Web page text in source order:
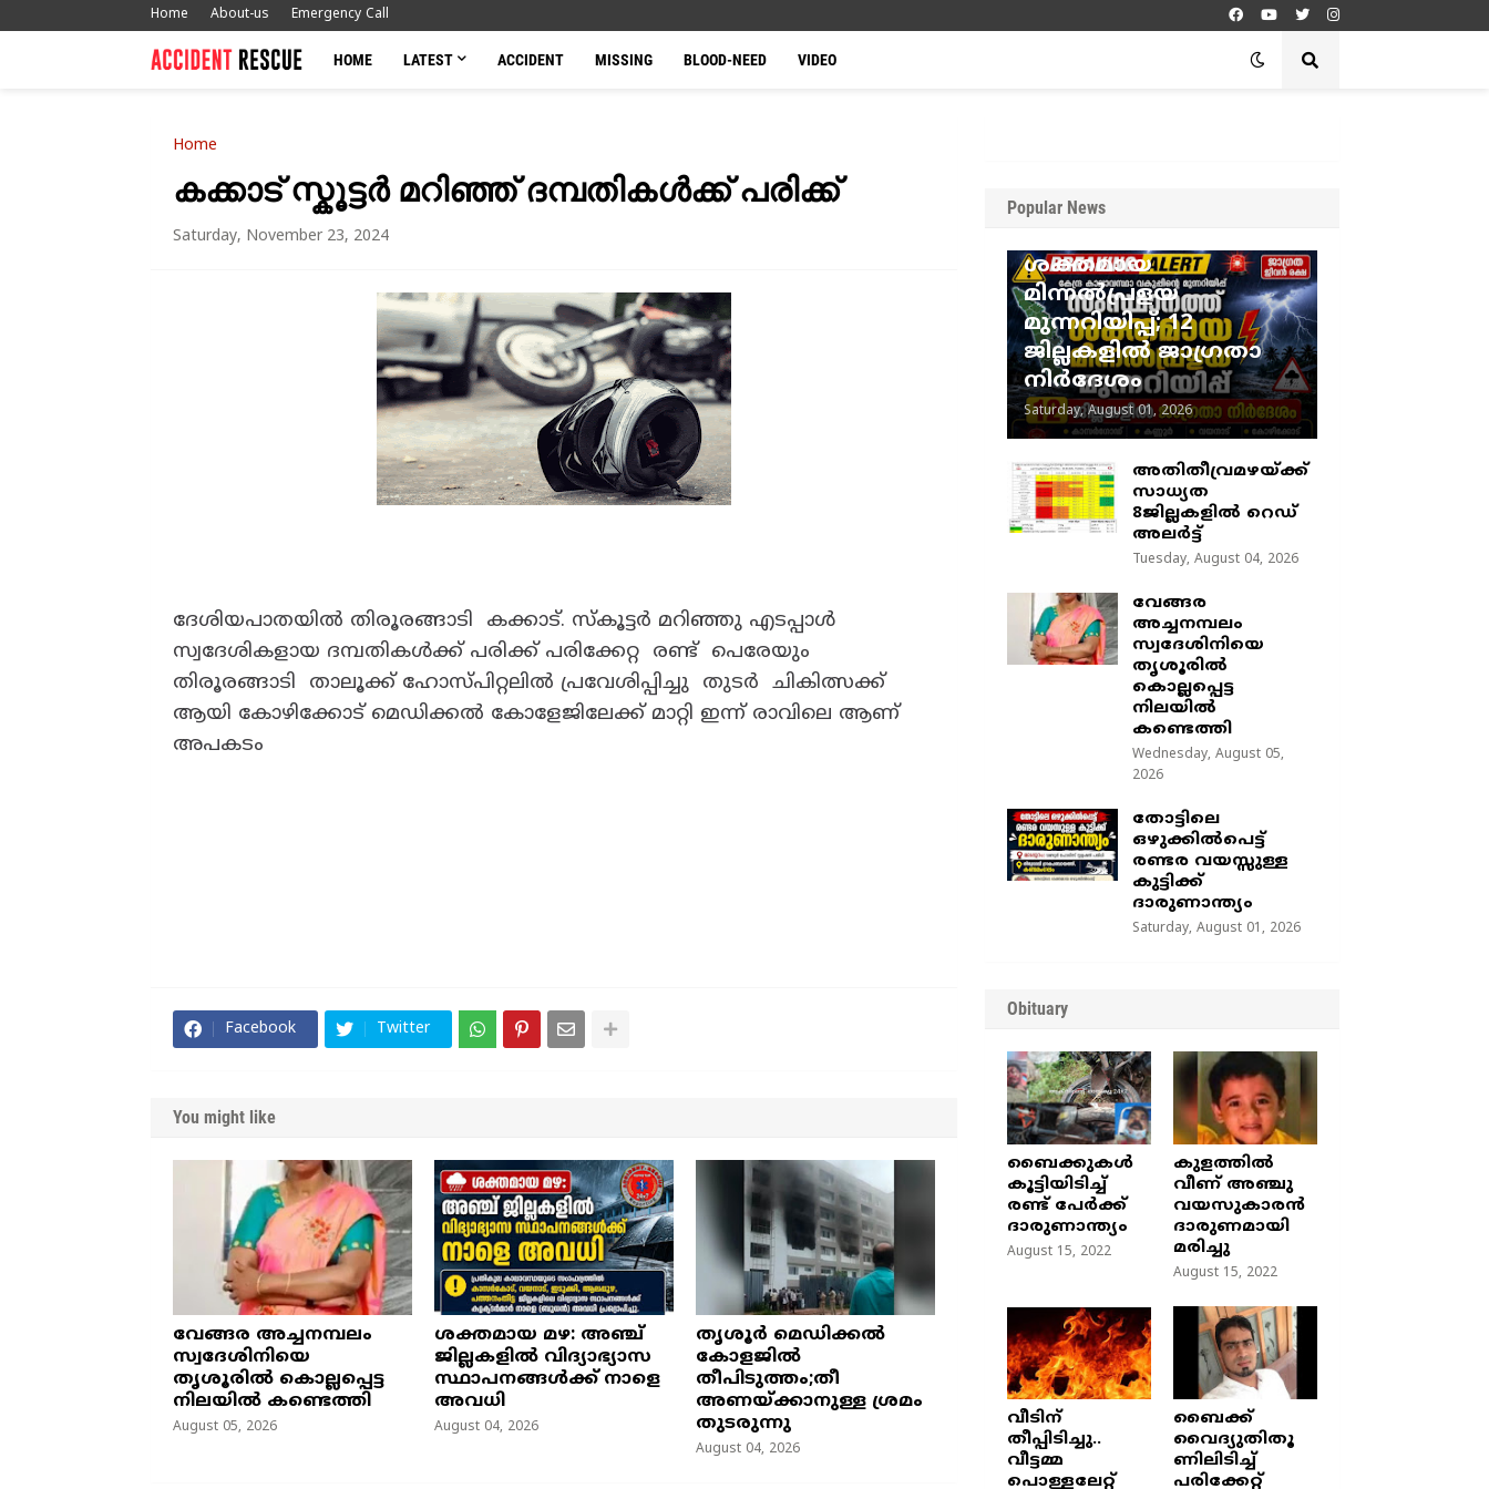
Home About-us Emergency Call
HOME LATEST ACCIDENT MISSING BLOOD-NEED VIDEO
Home
കക്കാട് സ്കൂട്ടർ മറിഞ്ഞ് ദമ്പതികൾക്ക് പരിക്ക്
Saturday, November 23, 2024
ദേശിയപാതയിൽ തിരൂരങ്ങാടി കക്കാട്. സ്കൂട്ടർ മറിഞ്ഞു എടപ്പാൾ
സ്വദേശികളായ ദമ്പതികൾക്ക് പരിക്ക് പരിക്കേറ്റ രണ്ട് പെരേയും
തിരൂരങ്ങാടി താലൂക്ക് ഹോസ്പിറ്റലിൽ പ്രവേശിപ്പിച്ചു തുടർ ചികിത്സക്ക്
ആയി കോഴിക്കോട് മെഡിക്കൽ കോളേജിലേക്ക് മാറ്റി ഇന്ന് രാവിലെ ആണ്
അപകടം
Facebook Twitter
You might like
വേങ്ങര അച്ചനമ്പലം
സ്വദേശിനിയെ
തൃശൂരിൽ കൊല്ലപ്പെട്ട
നിലയിൽ കണ്ടെത്തി
August 05, 2026
ശക്തമായ മഴ: അഞ്ച്
ജില്ലകളിൽ വിദ്യാഭ്യാസ
സ്ഥാപനങ്ങൾക്ക് നാളെ
അവധി
August 04, 2026
തൃശൂർ മെഡിക്കൽ
കോളജിൽ
തീപിടുത്തം;തീ
അണയ്ക്കാനുള്ള ശ്രമം
തുടരുന്നു
August 04, 2026
Popular News
ശക്തമായ
മിന്നൽപ്രളയ
മുന്നറിയിപ്പ്; 12
ജില്ലകളിൽ ജാഗ്രതാ
നിർദേശം
Saturday, August 01, 2026
അതിതീവ്രമഴയ്ക്ക്
സാധ്യത
8ജില്ലകളിൽ റെഡ്
അലർട്ട്
Tuesday, August 04, 2026
വേങ്ങര
അച്ചനമ്പലം
സ്വദേശിനിയെ
തൃശൂരിൽ
കൊല്ലപ്പെട്ട
നിലയിൽ
കണ്ടെത്തി
Wednesday, August 05,
2026
തോട്ടിലെ
ഒഴുക്കിൽപെട്ട്
രണ്ടര വയസ്സുള്ള
കുട്ടിക്ക്
ദാരുണാന്ത്യം
Saturday, August 01, 2026
Obituary
ബൈക്കുകൾ
കൂട്ടിയിടിച്ച്
രണ്ട് പേർക്ക്
ദാരുണാന്ത്യം
August 15, 2022
കുളത്തില്‍
വീണ് അഞ്ചു
വയസുകാരന്‍
ദാരുണമായി
മരിച്ചു
August 15, 2022
വീടിന്
തീപ്പിടിച്ചു..
വീട്ടമ്മ
പൊള്ളലേറ്റ്
ബൈക്ക്
വൈദ്യുതിതൂ
ണിലിടിച്ച്‌
പരിക്കേറ്റ്